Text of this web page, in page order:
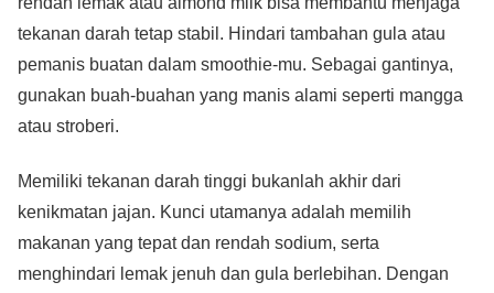
tekanan darah tetap stabil. Hindari tambahan gula atau
pemanis buatan dalam smoothie-mu. Sebagai gantinya,
gunakan buah-buahan yang manis alami seperti mangga
atau stroberi.
Memiliki tekanan darah tinggi bukanlah akhir dari
kenikmatan jajan. Kunci utamanya adalah memilih
makanan yang tepat dan rendah sodium, serta
menghindari lemak jenuh dan gula berlebihan. Dengan